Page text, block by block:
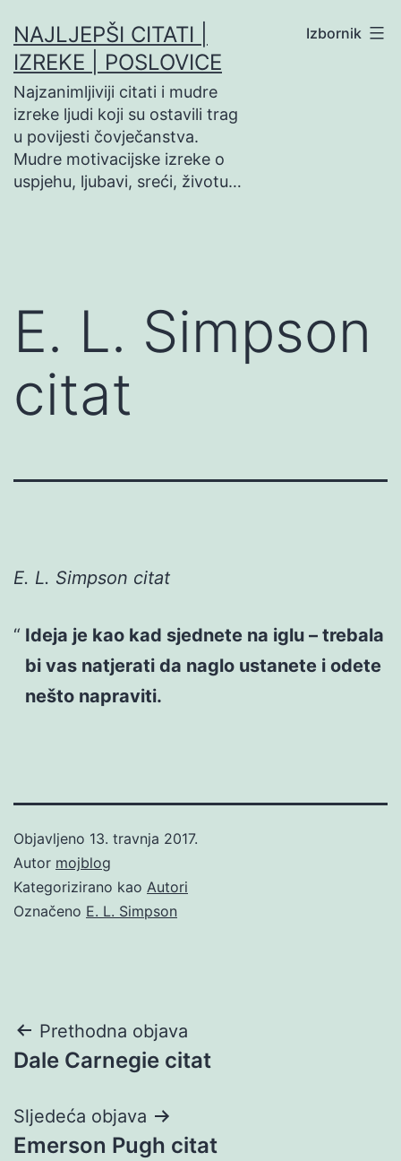
na
sadržaj
NAJLJEPŠI CITATI |
IZREKE | POSLOVICE
Najzanimljiviji citati i mudre
izreke ljudi koji su ostavili trag
u povijesti čovječanstva.
Mudre motivacijske izreke o
uspjehu, ljubavi, sreći, životu…
Izbornik
E. L. Simpson
citat
E. L. Simpson citat
Ideja je kao kad sjednete na iglu – trebala
bi vas natjerati da naglo ustanete i odete
nešto napraviti.
Objavljeno 13. travnja 2017.
Autor mojblog
Kategorizirano kao Autori
Označeno E. L. Simpson
Navigacija
objava
Prethodna objava
Dale Carnegie citat
Sljedeća objava
Emerson Pugh citat